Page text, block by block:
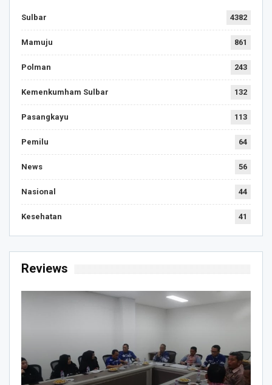
Sulbar 4382
Mamuju 861
Polman 243
Kemenkumham Sulbar 132
Pasangkayu 113
Pemilu 64
News 56
Nasional 44
Kesehatan 41
Reviews